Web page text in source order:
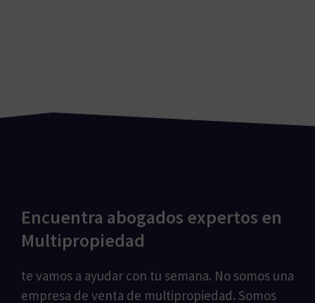
Encuentra abogados expertos en
Multipropiedad
te vamos a ayudar con tu semana. No somos una
empresa de venta de multipropiedad. Somos